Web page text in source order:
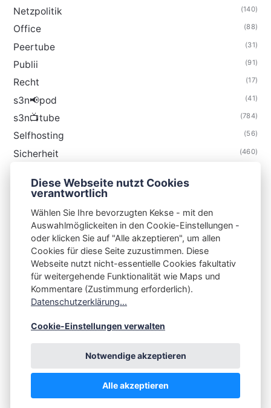
Netzpolitik (140)
Office (88)
Peertube (31)
Publii (91)
Recht (17)
s3n📢pod (41)
s3n📺tube (784)
Selfhosting (56)
Sicherheit (460)
Thunderbird
S3N🧩NET
Integrating Open-Source Blog Network (iOSBN)
Impressum
Kontakt
💪by☕ ❤️ & Publii CMS
Diese Webseite nutzt Cookies
verantwortlich
Wählen Sie Ihre bevorzugten Kekse - mit den
Auswahlmöglickeiten in den Cookie-Einstellungen -
oder klicken Sie auf "Alle akzeptieren", um allen
Cookies für diese Seite zuzustimmen. Diese
Webseite nutzt nicht-essentielle Cookies fakultativ
für weitergehende Funktionalität wie Maps und
Kommentare (Zustimmung erforderlich).
Datenschutzerklärung...
Cookie-Einstellungen verwalten
Notwendige akzeptieren
Alle akzeptieren